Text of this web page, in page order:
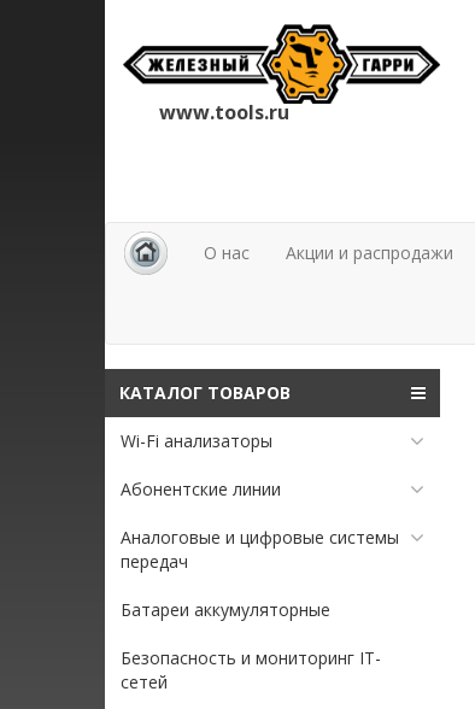
www.tools.ru
О нас Акции и распродажи
КАТАЛОГ ТОВАРОВ
Wi-Fi анализаторы
Абонентские линии
Аналоговые и цифровые системы
передач
Батареи аккумуляторные
Безопасность и мониторинг IT-
сетей